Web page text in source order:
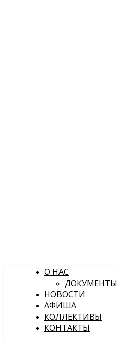
О НАС
ДОКУМЕНТЫ
НОВОСТИ
АФИША
КОЛЛЕКТИВЫ
КОНТАКТЫ